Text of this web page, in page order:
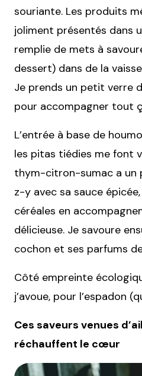
souriante. Les produits
joliment présentés dans
remplie de mets à
dessert) dans de la
Je prends un petit verre
pour accompagner tout
L’entrée à base de
les pitas tiédies me font
thym-citron-sumac a
z-y avec sa sauce
céréales en
délicieuse. Je savoure
cochon et ses parfums
Côté empreinte
j’avoue, pour l’espadon
Ces saveurs venues
réchauffent le cœur